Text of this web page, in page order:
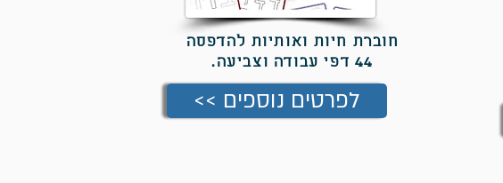
חוברת חיות ואותיות להדפסה
44 דפי עבודה וצביעה.
<< לפרטים נוספים